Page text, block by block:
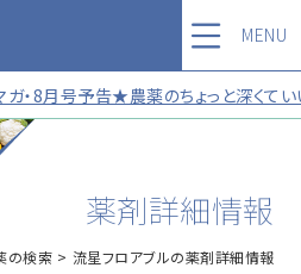
ガ・8月号予告★農薬のちょっと深く
MENU
薬剤詳細情報
の検索 流星フロアブルの薬剤詳細情報